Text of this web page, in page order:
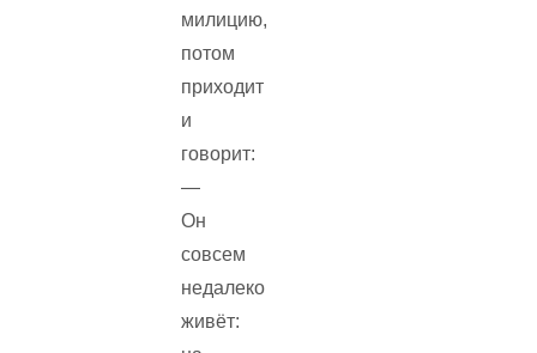
милицию,
потом
приходит
и
говорит:
—
Он
совсем
недалеко
живёт: